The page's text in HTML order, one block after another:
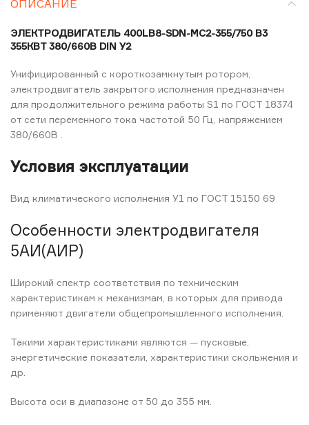
ОПИСАНИЕ
ЭЛЕКТРОДВИГАТЕЛЬ 400LB8-SDN-MC2-355/750 B3
355КВТ 380/660В DIN У2
Унифицированный с короткозамкнутым ротором,
электродвигатель закрытого исполнения предназначен
для продолжительного режима работы S1 по ГОСТ 18374
от сети переменного тока частотой 50 Гц, напряжением
380/660В .
Условия эксплуатации
Вид климатического исполнения У1 по ГОСТ 15150 69
Особенности электродвигателя
5АИ(АИР)
Широкий спектр соответствия по техническим
характеристикам к механизмам, в которых для привода
применяют двигатели общепромышленного исполнения.
Такими характеристиками являются — пусковые,
энергетические показатели, характеристики скольжения и
др.
Высота оси в диапазоне от 50 до 355 мм.